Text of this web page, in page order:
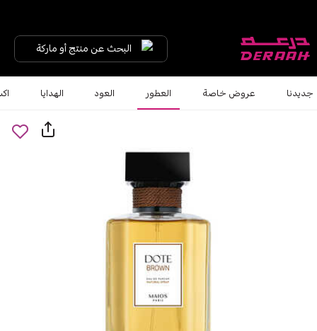
البحث عن منتج أو ماركة
جديدنا عروض خاصة العطور العود الهدايا